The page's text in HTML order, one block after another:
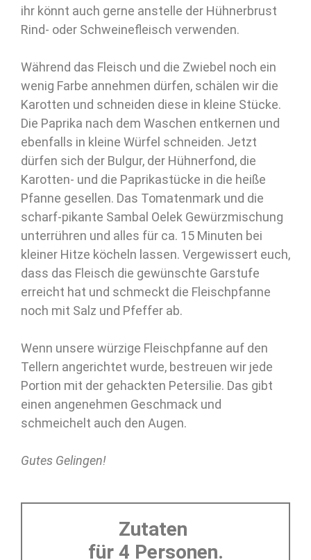
ihr könnt auch gerne anstelle der Hühnerbrust
Rind- oder Schweinefleisch verwenden.
Während das Fleisch und die Zwiebel noch ein
wenig Farbe annehmen dürfen, schälen wir die
Karotten und schneiden diese in kleine Stücke.
Die Paprika nach dem Waschen entkernen und
ebenfalls in kleine Würfel schneiden. Jetzt
dürfen sich der Bulgur, der Hühnerfond, die
Karotten- und die Paprikastücke in die heiße
Pfanne gesellen. Das Tomatenmark und die
scharf-pikante Sambal Oelek Gewürzmischung
unterrühren und alles für ca. 15 Minuten bei
kleiner Hitze köcheln lassen. Vergewissert euch,
dass das Fleisch die gewünschte Garstufe
erreicht hat und schmeckt die Fleischpfanne
noch mit Salz und Pfeffer ab.
Wenn unsere würzige Fleischpfanne auf den
Tellern angerichtet wurde, bestreuen wir jede
Portion mit der gehackten Petersilie. Das gibt
einen angenehmen Geschmack und
schmeichelt auch den Augen.
Gutes Gelingen!
Zutaten
für 4 Personen.